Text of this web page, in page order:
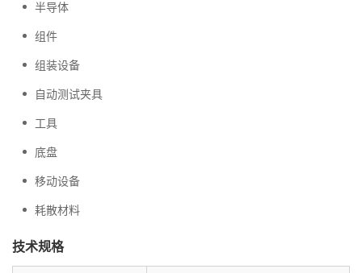
半导体
组件
组装设备
自动测试夹具
工具
底盘
移动设备
耗散材料
技术规格